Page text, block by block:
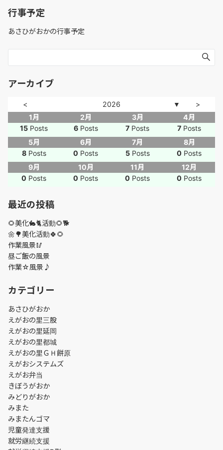
行事予定
あさひがおかの行事予定
アーカイブ
< 2026 ▼
>
1月
15 Posts
2月
6 Posts
3月
7 Posts
4月
7 Posts
5月
8 Posts
6月
0 Posts
7月
5 Posts
8月
0 Posts
9月
0 Posts
10月
0 Posts
11月
0 Posts
12月
0 Posts
最近の投稿
🌻美化🐇🐈活動🌻🐕
🌼🌳美化活動🍀🌻
作業風景🥢
昼ご飯の風景
作業☆風景♪
カテゴリー
あさひがおか
えがおの里三股
えがおの里延岡
えがおの里都城
えがおの里ＧＨ餅原
えがおシステムズ
えがお弁当
きぼうがおか
みどりがおか
みまた
みまたんゴマ
児童発達支援
就労継続支援